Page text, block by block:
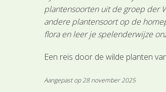
plantensoorten uit de groep der
andere plantensoort op de
flora en leer je spelenderwijze
Een reis door de wilde planten
Aangepast op 28 november 2025